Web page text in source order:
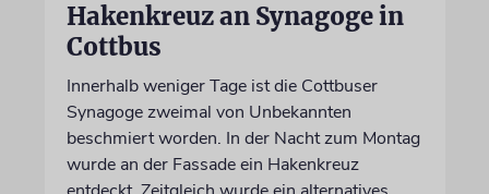
Hakenkreuz an Synagoge in
Cottbus
Innerhalb weniger Tage ist die Cottbuser
Synagoge zweimal von Unbekannten
beschmiert worden. In der Nacht zum Montag
wurde an der Fassade ein Hakenkreuz